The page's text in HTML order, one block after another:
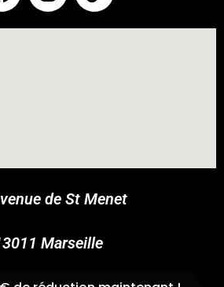
de St Menet
Marseille